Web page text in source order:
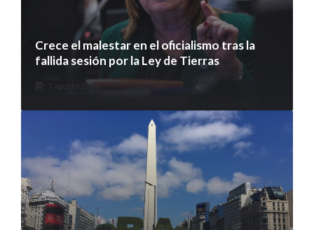
Crece el malestar en el oficialismo tras la
fallida sesión por la Ley de Tierras
7 agosto 2026